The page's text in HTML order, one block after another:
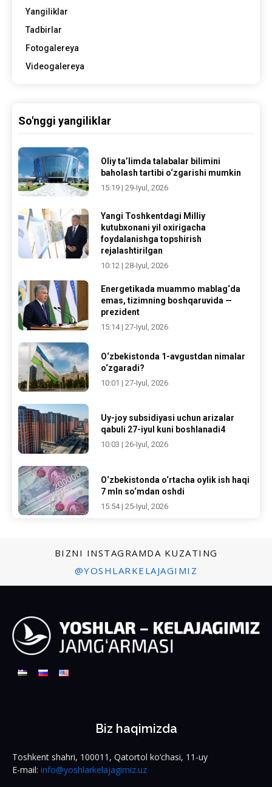
Yangiliklar
Tadbirlar
Fotogalereya
Videogalereya
So'nggi yangiliklar
Oliy ta’limda talabalar bilimini
baholash tartibi o‘zgarishi mumkin
15:19 | 29-Iyul, 2026
Yangi Toshkentdagi Milliy
kutubxonani yil oxirigacha
foydalanishga topshirish
rejalashtirilgan
10:12 | 28-Iyul, 2026
Energetikada muammo mablag‘da
emas, tizimning boshqaruvida —
prezident
15:14 | 27-Iyul, 2026
O‘zbekistonda 1-avgustdan nimalar
o‘zgaradi?
10:01 | 27-Iyul, 2026
Uy-joy subsidiyasi uchun arizalar
qabuli 27-iyul kuni boshlanadi4
10:03 | 26-Iyul, 2026
O‘zbekistonda o‘rtacha oylik ish haqi
7 mln so‘mdan oshdi
15:54 | 25-Iyul, 2026
BIZNI INSTAGRAMDA KUZATING
@YOSHLARKELAJAGIMIZ
Biz haqimizda
Toshkent shahri, 100011, Qatortol ko‘chasi, 11-uy
E-mail: info@yoshlarkelajagimiz.uz